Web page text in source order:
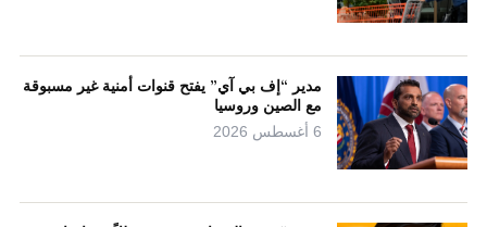
مدير “إف بي آي” يفتح قنوات أمنية غير مسبوقة
مع الصين وروسيا
6 أغسطس 2026